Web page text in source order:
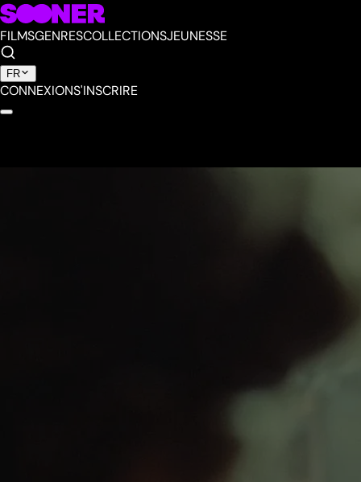
FILMSGENRESCOLLECTIONSJEUNESSE
FR
CONNEXIONS'INSCRIRE